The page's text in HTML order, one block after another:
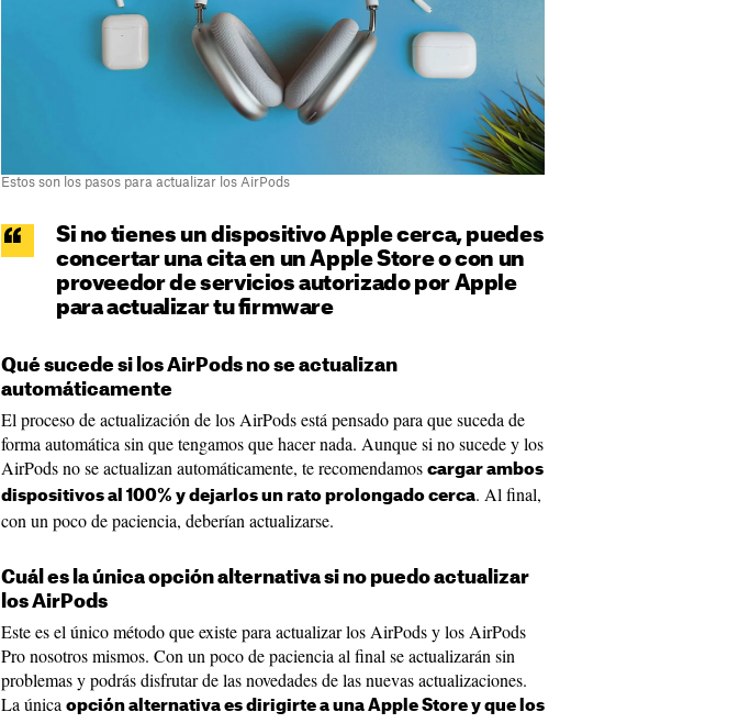
Estos son los pasos para actualizar los AirPods
Si no tienes un dispositivo Apple cerca, puedes
concertar una cita en un Apple Store o con un
proveedor de servicios autorizado por Apple
para actualizar tu firmware
Qué sucede si los AirPods no se actualizan
automáticamente
El proceso de actualización de los AirPods está pensado para que suceda de
forma automática sin que tengamos que hacer nada. Aunque si no sucede y los
AirPods no se actualizan automáticamente, te recomendamos cargar ambos
dispositivos al 100% y dejarlos un rato prolongado cerca. Al final,
con un poco de paciencia, deberían actualizarse.
Cuál es la única opción alternativa si no puedo actualizar
los AirPods
Este es el único método que existe para actualizar los AirPods y los AirPods
Pro nosotros mismos. Con un poco de paciencia al final se actualizarán sin
problemas y podrás disfrutar de las novedades de las nuevas actualizaciones.
La única opción alternativa es dirigirte a una Apple Store y que los